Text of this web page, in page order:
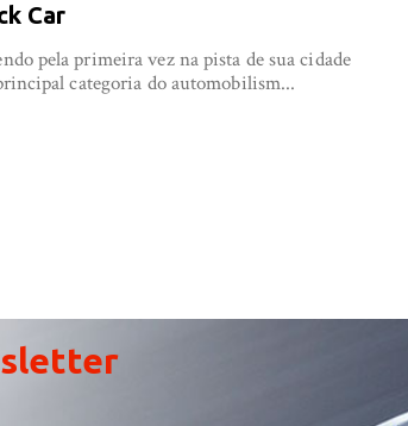
Car
pela primeira vez na pista de sua cidade
categoria do automobilism...